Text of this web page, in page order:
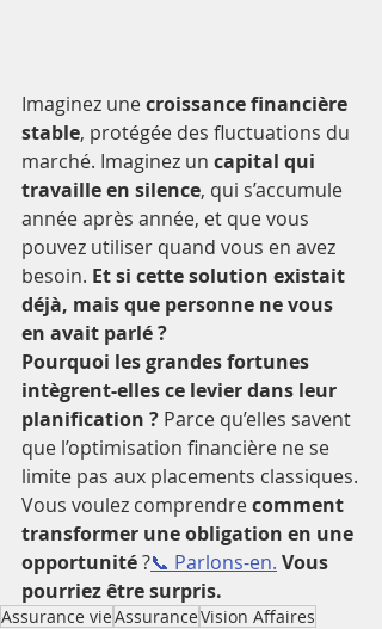
Imaginez une croissance financière
stable, protégée des fluctuations du
marché. Imaginez un capital qui
travaille en silence, qui s’accumule
année après année, et que vous
pouvez utiliser quand vous en avez
besoin. Et si cette solution existait
déjà, mais que personne ne vous
en avait parlé ?
Pourquoi les grandes fortunes
intègrent-elles ce levier dans leur
planification ? Parce qu’elles savent
que l’optimisation financière ne se
limite pas aux placements classiques.
Vous voulez comprendre comment
transformer une obligation en une
opportunité ?📞 Parlons-en. Vous
pourriez être surpris.
Assurance vieAssuranceVision Affaires